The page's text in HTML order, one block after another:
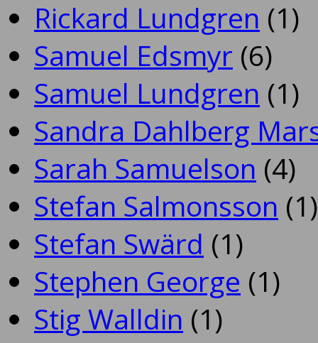
Rickard Lundgren (1)
Samuel Edsmyr (6)
Samuel Lundgren (1)
Sandra Dahlberg
Sarah Samuelson (4)
Stefan Salmonsson (1)
Stefan Swärd (1)
Stephen George (1)
Stig Walldin (1)